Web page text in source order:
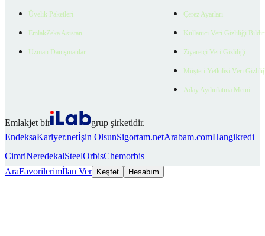
Üyelik Paketleri
EmlakZeka Asistan
Uzman Danışmanlar
Çerez Ayarları
Kullanıcı Veri Gizliliği
Ziyaretçi Veri Gizliliği
Müşteri Yetkilisi Veri
Aday Aydınlatma Metni
Emlakjet bir
grup şirketidir.
EndeksaKariyer.netİşin OlsunSigortam.netArabam.comHangikredi
CimriNeredekalSteelOrbisChemorbis
AraFavorilerimİlan Ver Keşfet Hesabım